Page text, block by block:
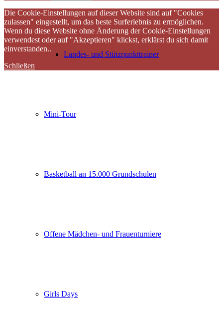
Landes- und Stützpunkttrainer
Mini-Tour
Basketball an 15.000 Grundschulen
Offene Mädchen- und Frauenturniere
Girls Days
Die Cookie-Einstellungen auf dieser Website sind auf "Cookies
zulassen" eingestellt, um das beste Surferlebnis zu ermöglichen.
Wenn du diese Website ohne Änderung der Cookie-Einstellungen
verwendest oder auf "Akzeptieren" klickst, erklärst du sich damit
einverstanden..
Schließen